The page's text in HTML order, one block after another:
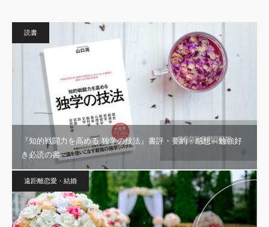
読書
『知的戦闘力を高める 独学の技法』書評・要約・感想～勉強好
き必読の書～
遠距離恋愛・結婚